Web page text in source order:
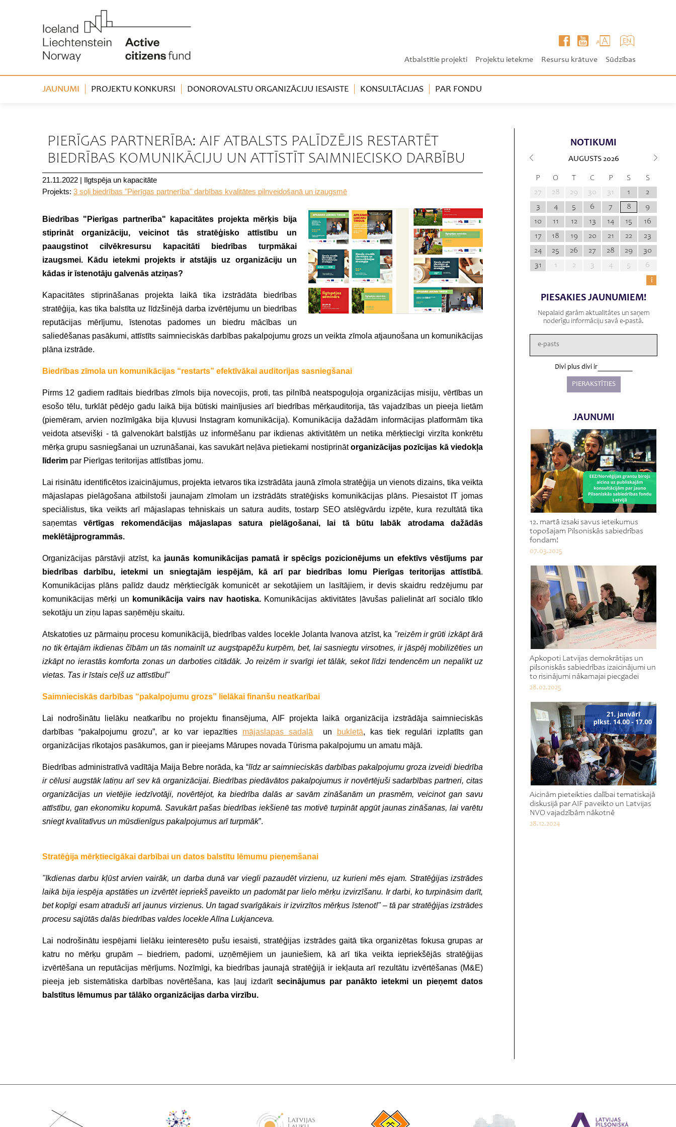
Atbalstītie projekti Projektu ietekme Resursu krātuve Sūdzības
JAUNUMI PROJEKTU KONKURSI DONOROVALSTU ORGANIZĀCIJU IESAISTE KONSULTĀCIJAS PAR FONDU
PIERĪGAS PARTNERĪBA: AIF ATBALSTS PALĪDZĒJIS RESTARTĒT
BIEDRĪBAS KOMUNIKĀCIJU UN ATTĪSTĪT SAIMNIECISKO DARBĪBU
21.11.2022 | Ilgtspēja un kapacitāte
Projekts: 3 soļi biedrības "Pierīgas partnerība" darbības kvalitātes pilnveidošanā un izaugsmē
Biedrības "Pierīgas partnerība" kapacitātes projekta mērķis bija
stiprināt organizāciju, veicinot tās stratēģisko attīstību un
paaugstinot cilvēkresursu kapacitāti biedrības turpmākai
izaugsmei. Kādu ietekmi projekts ir atstājis uz organizāciju un
kādas ir īstenotāju galvenās atziņas?
Kapacitātes stiprināšanas projekta laikā tika izstrādāta biedrības
stratēģija, kas tika balstīta uz līdzšinējā darba izvērtējumu un biedrības
reputācijas mērījumu, īstenotas padomes un biedru mācības un
saliedēšanas pasākumi, attīstīts saimnieciskās darbības pakalpojumu grozs un veikta zīmola atjaunošana un komunikācijas
plāna izstrāde.
Biedrības zīmola un komunikācijas “restarts” efektīvākai auditorijas sasniegšanai
Pirms 12 gadiem radītais biedrības zīmols bija novecojis, proti, tas pilnībā neatspoguļoja organizācijas misiju, vērtības un
esošo tēlu, turklāt pēdējo gadu laikā bija būtiski mainījusies arī biedrības mērķauditorija, tās vajadzības un pieeja lietām
(piemēram, arvien nozīmīgāka bija kļuvusi Instagram komunikācija). Komunikācija dažādām informācijas platformām tika
veidota atsevišķi - tā galvenokārt balstījās uz informēšanu par ikdienas aktivitātēm un netika mērķtiecīgi virzīta konkrētu
mērķa grupu sasniegšanai un uzrunāšanai, kas savukārt neļāva pietiekami nostiprinātorganizācijas pozīcijas kā viedokļa
līderim par Pierīgas teritorijas attīstības jomu.
Lai risinātu identificētos izaicinājumus, projekta ietvaros tika izstrādāta jaunā zīmola stratēģija un vienots dizains, tika veikta
mājaslapas pielāgošana atbilstoši jaunajam zīmolam un izstrādāts stratēģisks komunikācijas plāns. Piesaistot IT jomas
speciālistus, tika veikts arī mājaslapas tehniskais un satura audits, tostarp SEO atslēgvārdu izpēte, kura rezultātā tika
saņemtasvērtīgas rekomendācijas mājaslapas satura pielāgošanai, lai tā būtu labāk atrodama dažādās
meklētājprogrammās.
Organizācijas pārstāvji atzīst, ka jaunās komunikācijas pamatā ir spēcīgs pozicionējums un efektīvs vēstījums par
biedrības darbību, ietekmi un sniegtajām iespējām, kā arī par biedrības lomu Pierīgas teritorijas attīstībā.
Komunikācijas plāns palīdz daudz mērķtiecīgāk komunicēt ar sekotājiem un lasītājiem, ir devis skaidru redzējumu par
komunikācijas mērķi un komunikācija vairs nav haotiska.Komunikācijas aktivitātes ļāvušas palielināt arī sociālo tīklo
sekotāju un ziņu lapas saņēmēju skaitu.
Atskatoties uz pārmaiņu procesu komunikācijā, biedrības valdes locekle Jolanta Ivanova atzīst, ka "reizēm ir grūti izkāpt ārā
no tik ērtajām ikdienas čībām un tās nomainīt uz augstpapēžu kurpēm, bet, lai sasniegtu virsotnes, ir jāspēj mobilizēties un
izkāpt no ierastās komforta zonas un darboties citādāk. Jo reizēm ir svarīgi iet tālāk, sekot līdzi tendencēm un nepalikt uz
vietas. Tas ir īstais ceļš uz attīstību!"
Saimnieciskās darbības “pakalpojumu grozs” lielākai finanšu neatkarībai
Lai nodrošinātu lielāku neatkarību no projektu finansējuma, AIF projekta laikā organizācija izstrādāja saimnieciskās
darbības “pakalpojumu grozu”, ar ko var iepazīties mājaslapas sadaļā un bukletā, kas tiek regulāri izplatīts gan
organizācijas rīkotajos pasākumos, gan ir pieejams Mārupes novada Tūrisma pakalpojumu un amatu mājā.
Biedrības administratīvā vadītāja Maija Bebre norāda, ka “līdz ar saimnieciskās darbības pakalpojumu groza izveidi biedrība
ir cēlusi augstāk latiņu arī sev kā organizācijai. Biedrības piedāvātos pakalpojumus ir novērtējuši sadarbības partneri, citas
organizācijas un vietējie iedzīvotāji, novērtējot, ka biedrība dalās ar savām zināšanām un prasmēm, veicinot gan savu
attīstību, gan ekonomiku kopumā. Savukārt pašas biedrības iekšienē tas motivē turpināt apgūt jaunas zināšanas, lai varētu
sniegt kvalitatīvus un mūsdienīgus pakalpojumus arī turpmāk”.
Stratēģija mērķtiecīgākai darbībai un datos balstītu lēmumu pieņemšanai
"Ikdienas darbu kļūst arvien vairāk, un darba dunā var viegli pazaudēt virzienu, uz kurieni mēs ejam. Stratēģijas izstrādes
laikā bija iespēja apstāties un izvērtēt iepriekš paveikto un padomāt par lielo mērķu izvirzīšanu. Ir darbi, ko turpināsim darīt,
bet kopīgi esam atraduši arī jaunus virzienus. Un tagad svarīgākais ir izvirzītos mērķus īstenot!" – tā par stratēģijas izstrādes
procesu sajūtās dalās biedrības valdes locekle Alīna Lukjanceva.
Lai nodrošinātu iespējami lielāku ieinteresēto pušu iesaisti, stratēģijas izstrādes gaitā tika organizētas fokusa grupas ar
katru no mērķu grupām – biedriem, padomi, uzņēmējiem un jauniešiem, kā arī tika veikta iepriekšējās stratēģijas
izvērtēšana un reputācijas mērījums. Nozīmīgi, ka biedrības jaunajā stratēģijā ir iekļauta arī rezultātu izvērtēšanas (M&E)
pieeja jeb sistemātiska darbības novērtēšana, kas ļauj izdarītsecinājumus par panākto ietekmi un pieņemt datos
balstītus lēmumus par tālāko organizācijas darba virzību.
NOTIKUMI
AUGUSTS 2026
P O T C P S
S
27
28 29 30 31 1
2
3
4 5 6 7 8
9
10
11 12 13 14 15
16
17
18 19 20 21 22
23
24
25 26 27 28 29
30
31
1 2 3 4 5
6
i
PIESAKIES JAUNUMIEM!
Nepalaid garām aktualitātes un saņem
noderīgu informāciju savā e-pastā.
Divi plus divi ir
JAUNUMI
12. martā izsaki savus ieteikumus
topošajam Pilsoniskās sabiedrības
fondam!
07.03.2025
Apkopoti Latvijas demokrātijas un
pilsoniskās sabiedrības izaicinājumi un
to risinājumi nākamajai piecgadei
28.02.2025
Aicinām pieteikties dalībai tematiskajā
diskusijā par AIF paveikto un Latvijas
NVO vajadzībām nākotnē
28.12.2024